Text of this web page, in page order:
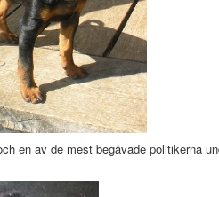
en av de mest begåvade politikerna